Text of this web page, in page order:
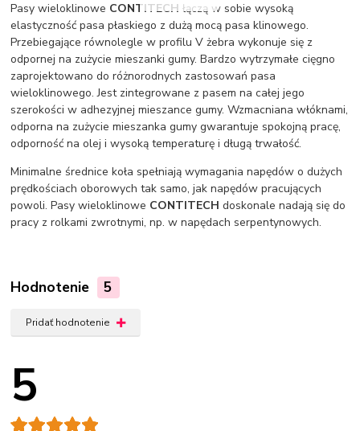
Pasy wieloklinowe CONTITECH łączą w sobie wysoką
elastyczność pasa płaskiego z dużą mocą pasa klinowego.
Przebiegające równolegle w profilu V żebra wykonuje się z
odpornej na zużycie mieszanki gumy. Bardzo wytrzymałe cięgno
zaprojektowano do różnorodnych zastosowań pasa
wieloklinowego. Jest zintegrowane z pasem na całej jego
szerokości w adhezyjnej mieszance gumy. Wzmacniana włóknami,
odporna na zużycie mieszanka gumy gwarantuje spokojną pracę,
odporność na olej i wysoką temperaturę i długą trwałość.
Minimalne średnice koła spełniają wymagania napędów o dużych
prędkościach oborowych tak samo, jak napędów pracujących
powoli. Pasy wieloklinowe CONTITECH doskonale nadają się do
pracy z rolkami zwrotnymi, np. w napędach serpentynowych.
Hodnotenie 5
Pridať hodnotenie
5